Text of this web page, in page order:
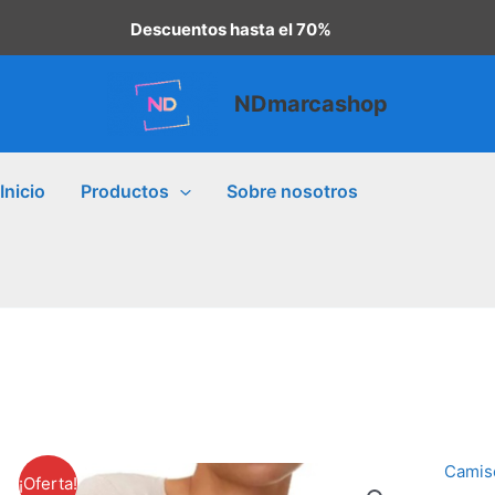
Descuentos hasta el 70%
NDmarcashop
Inicio Productos Sobre nosotros
¡Oferta!